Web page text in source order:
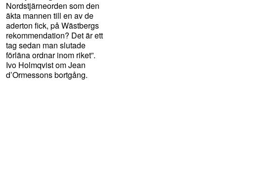
Nordstjärneorden som den
äkta mannen till en av de
aderton fick, på Wästbergs
rekommendation? Det är ett
tag sedan man slutade
förläna ordnar inom riket”.
Ivo Holmqvist om Jean
d’Ormessons bortgång.